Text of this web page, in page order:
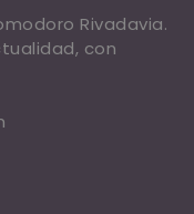
Rivadavia.
con